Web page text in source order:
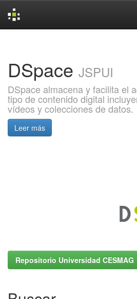
DSpace JSPUI
DSpace almacena y facilita el
tipo de contenido digital
vídeos y colecciones de datos.
Leer más
Repositorio Universidad CESMAG